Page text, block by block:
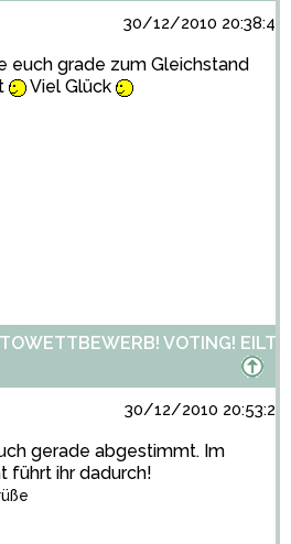
30/12/2010 20:38:48
euch grade zum Gleichstand
Viel Glück
VOTING! EILT!
30/12/2010 20:53:29
gerade abgestimmt. Im
führt ihr dadurch!